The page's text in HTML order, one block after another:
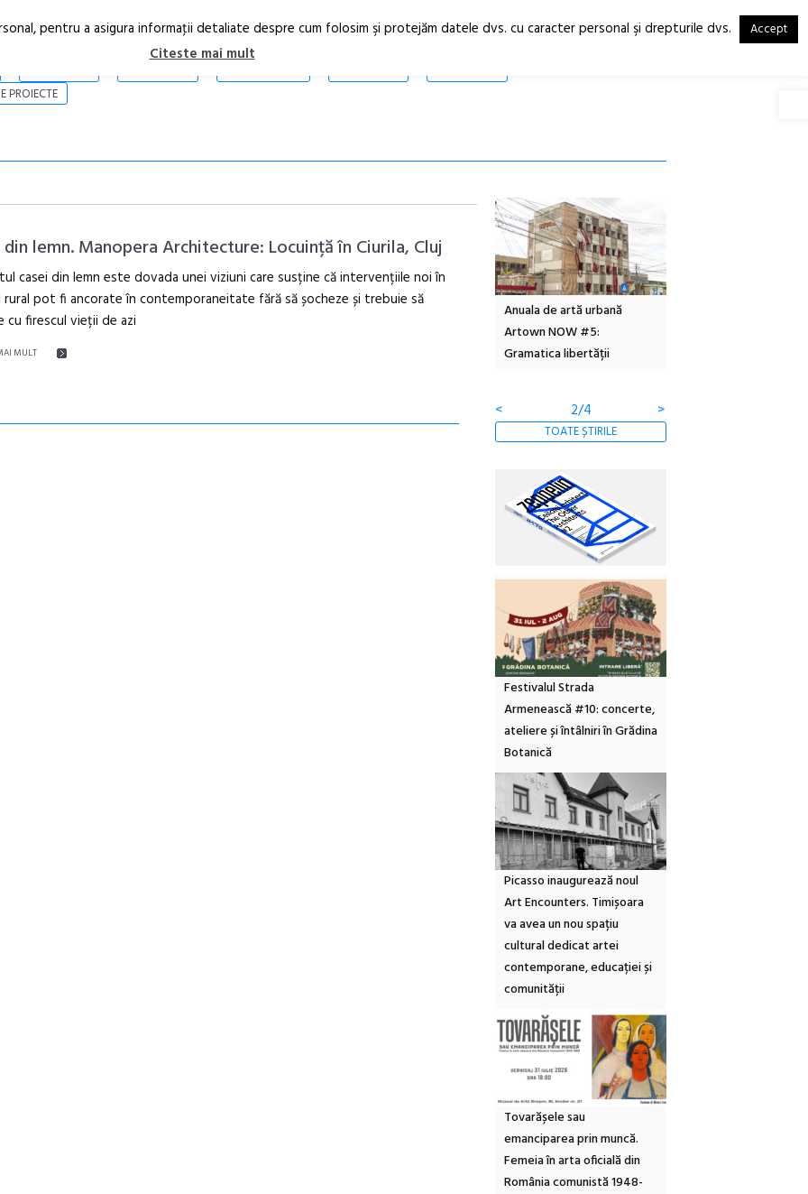
RO
EN
PROIECTE
din lemn. Manopera Architecture: Locuință în Ciurila, Cluj
casei din lemn este dovada unei viziuni care susține că intervențiile noi în
rural pot fi ancorate în contemporaneitate fără să șocheze și trebuie să
cu firescul vieții de azi
MULT
Open Call – Local Design
Anuala de artă urbană
Artown NOW #5:
Gramatica libertății
< 2/4 >
TOATE ȘTIRILE
Festivalul Strada
Armenească #10: concerte,
ateliere și întâlniri în Grădina
Botanică
Picasso inaugurează noul
Art Encounters. Timișoara
va avea un nou spațiu
cultural dedicat artei
contemporane, educației și
comunității
Tovarășele sau
emanciparea prin muncă.
Femeia în arta oficială din
România comunistă 1948-
pentru a asigura informaţii detaliate despre cum folosim şi protejăm datele dvs. cu caracter personal şi drepturile dvs. Accept
Citeste mai mult